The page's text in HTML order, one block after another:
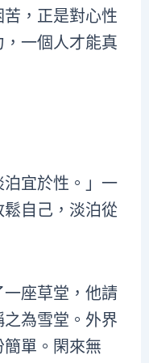
，正是對心性
一個人才能真
宜於性。」一
自己，淡泊從
座草堂，他請
為雪堂。外界
單。閑來無